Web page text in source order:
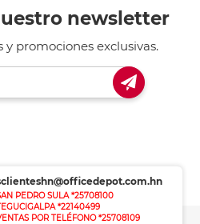
newsletter
y promociones exclusivas.
PEDRO SULA *25708100
*22140499
POR TELÉFONO *25708109